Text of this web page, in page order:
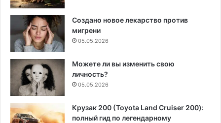
Создано новое лекарство против
мигрени
05.05.2026
Можете ли вы изменить свою
личность?
05.05.2026
Крузак 200 (Toyota Land Cruiser 200):
полный гид по легендарному